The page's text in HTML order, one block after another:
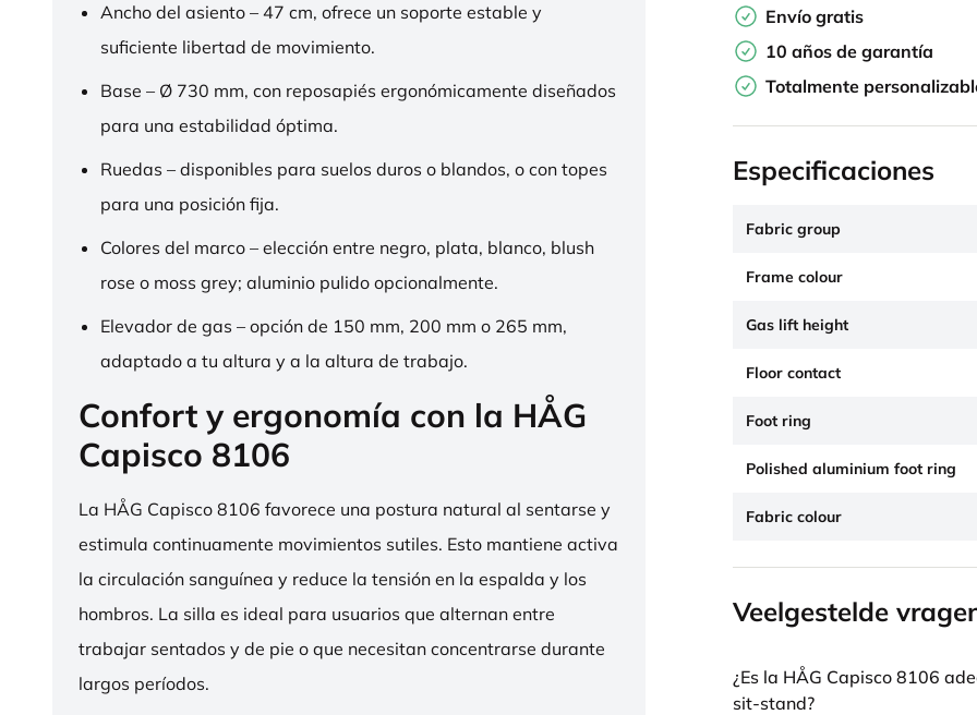
Ancho del asiento – 47 cm, ofrece un soporte estable y
suficiente libertad de movimiento.
Base – Ø 730 mm, con reposapiés ergonómicamente diseñados
para una estabilidad óptima.
Ruedas – disponibles para suelos duros o blandos, o con topes
para una posición fija.
Colores del marco – elección entre negro, plata, blanco, blush
rose o moss grey; aluminio pulido opcionalmente.
Elevador de gas – opción de 150 mm, 200 mm o 265 mm,
adaptado a tu altura y a la altura de trabajo.
Confort y ergonomía con la HÅG
Capisco 8106
La HÅG Capisco 8106 favorece una postura natural al sentarse y
estimula continuamente movimientos sutiles. Esto mantiene activa
la circulación sanguínea y reduce la tensión en la espalda y los
hombros. La silla es ideal para usuarios que alternan entre
trabajar sentados y de pie o que necesitan concentrarse durante
largos períodos.
Envío gratis
10 años de garantía
Totalmente
Especificaciones
Fabric group
Frame colour
Gas lift height
Floor contact
Foot ring
Polished aluminium foot ring
Fabric colour
Veelgestelde
¿Es la HÅG Capisco 8106
sit-stand?